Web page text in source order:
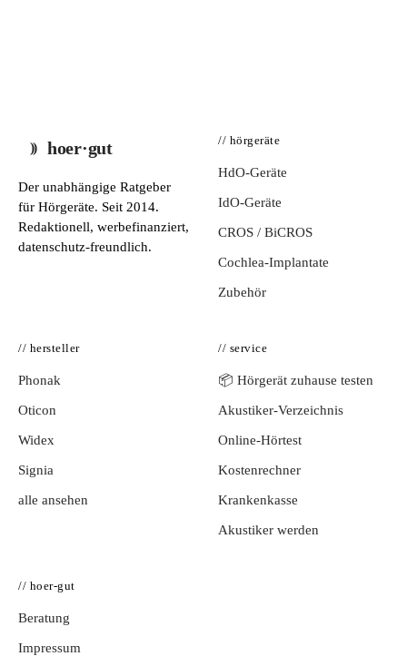
hoer·gut
Der unabhängige Ratgeber
für Hörgeräte. Seit 2014.
Redaktionell, werbefinanziert,
datenschutz-freundlich.
// hörgeräte
HdO-Geräte
IdO-Geräte
CROS / BiCROS
Cochlea-Implantate
Zubehör
// hersteller
Phonak
Oticon
Widex
Signia
alle ansehen
// service
📦 Hörgerät zuhause testen
Akustiker-Verzeichnis
Online-Hörtest
Kostenrechner
Krankenkasse
Akustiker werden
// hoer-gut
Beratung
Impressum